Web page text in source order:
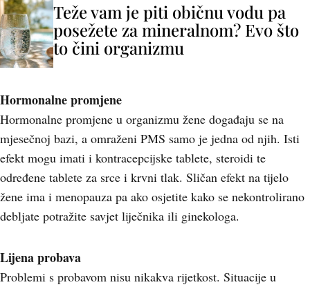
Teže vam je piti običnu vodu pa
posežete za mineralnom? Evo što
to čini organizmu
Hormonalne promjene
Hormonalne promjene u organizmu žene događaju se na
mjesečnoj bazi, a omraženi PMS samo je jedna od njih. Isti
efekt mogu imati i kontracepcijske tablete, steroidi te
određene tablete za srce i krvni tlak. Sličan efekt na tijelo
žene ima i menopauza pa ako osjetite kako se nekontrolirano
debljate potražite savjet liječnika ili ginekologa.
Lijena probava
Problemi s probavom nisu nikakva rijetkost. Situacije u